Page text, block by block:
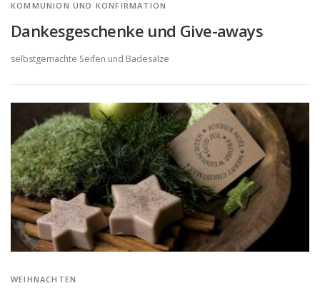
KOMMUNION UND KONFIRMATION
Dankesgeschenke und Give-aways
selbstgemachte Seifen und Badesalze
WEIHNACHTEN